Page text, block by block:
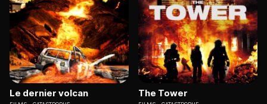
Le dernier volcan The Tower